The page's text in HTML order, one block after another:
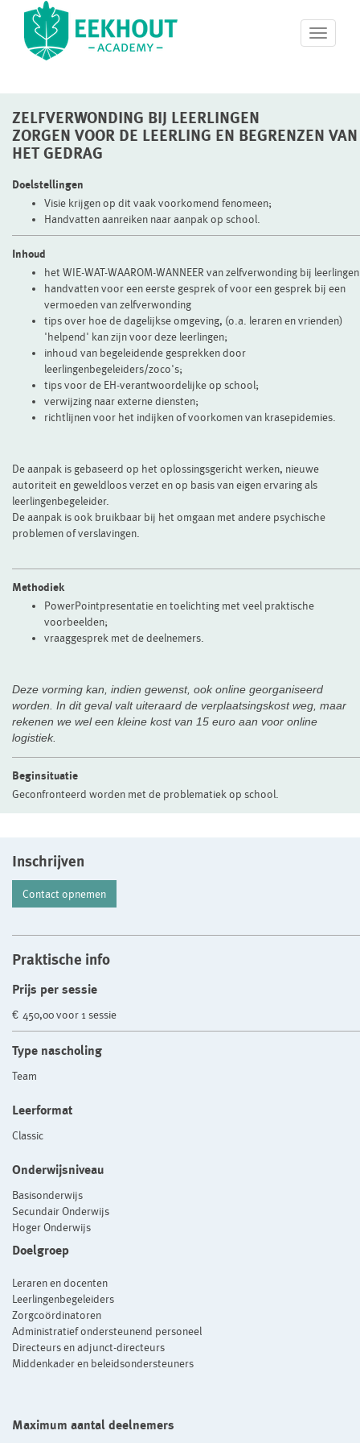
T
o
n
n
ZELFVERWONDING BIJ LEERLINGEN
ZORGEN VOOR DE LEERLING EN BEGRENZEN VAN
HET GEDRAG
Doelstellingen
Visie krijgen op dit vaak voorkomend fenomeen;
Handvatten aanreiken naar aanpak op school.
Inhoud
het WIE-WAT-WAAROM-WANNEER van zelfverwonding bij leerlingen
handvatten voor een eerste gesprek of voor een gesprek bij een
vermoeden van zelfverwonding
tips over hoe de dagelijkse omgeving, (o.a. leraren en vrienden)
'helpend' kan zijn voor deze leerlingen;
inhoud van begeleidende gesprekken door
leerlingenbegeleiders/zoco's;
tips voor de EH-verantwoordelijke op school;
verwijzing naar externe diensten;
richtlijnen voor het indijken of voorkomen van krasepidemies.
De aanpak is gebaseerd op het oplossingsgericht werken, nieuwe
autoriteit en geweldloos verzet en op basis van eigen ervaring als
leerlingenbegeleider.
De aanpak is ook bruikbaar bij het omgaan met andere psychische
problemen of verslavingen.
Methodiek
PowerPointpresentatie en toelichting met veel praktische
voorbeelden;
vraaggesprek met de deelnemers.
Deze vorming kan, indien gewenst, ook online georganiseerd
worden. In dit geval valt uiteraard de verplaatsingskost weg, maar
rekenen we wel een kleine kost van 15 euro aan voor online
logistiek.
Beginsituatie
Geconfronteerd worden met de problematiek op school.
Inschrijven
Contact opnemen
Praktische info
Prijs per sessie
€ 450,00 voor 1 sessie
Type nascholing
Team
Leerformat
Classic
Onderwijsniveau
Basisonderwijs
Secundair Onderwijs
Hoger Onderwijs
Doelgroep
Leraren en docenten
Leerlingenbegeleiders
Zorgcoördinatoren
Administratief ondersteunend personeel
Directeurs en adjunct-directeurs
Middenkader en beleidsondersteuners
Maximum aantal deelnemers